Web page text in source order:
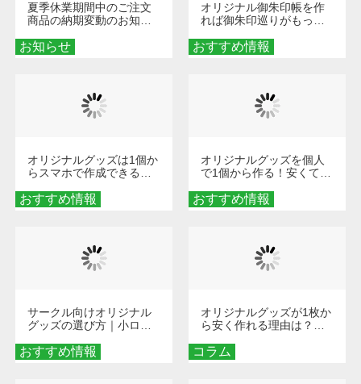
お知らせ
夏季休業期間中のご注文
商品の納期変動のお知ら
おすすめ情報
オリジナル御朱印帳を作
れば御朱印巡りがもっと
ダーメイドする魅力と選
び方
おすすめ情報
オリジナルグッズは1個か
らスマホで作成できる！
くなる巾着＆ポーチ活用
術
おすすめ情報
オリジナルグッズを個人
で1個から作る！安くて簡
秘訣
おすすめ情報
サークル向けオリジナル
グッズの選び方｜小ロッ
める秘訣
コラム
オリジナルグッズが1枚か
ら安く作れる理由は？オ
とメリットを解説